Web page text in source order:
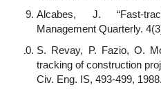
Alcabes, J. “Fast-
Management Quarterly.
S. Revay, P. Fazio, O.
tracking of construction
Civ. Eng. IS, 493-499, 1988.